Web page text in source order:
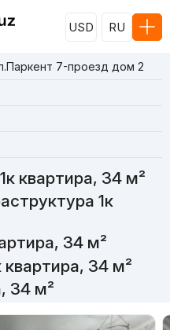
USD RU
7-проезд дом 2
квартира, 34 м²
1к
34 м²
квартира, 34 м²
34 м²